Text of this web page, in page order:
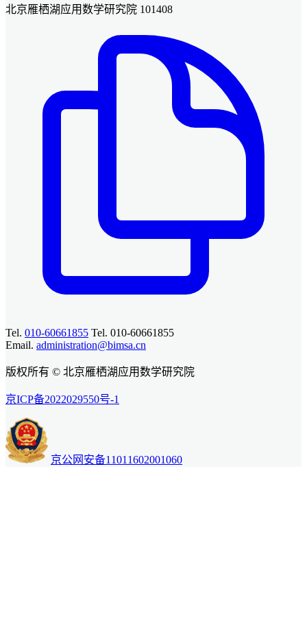
北京雁栖湖应用数学研究院 101408
Tel. 010-60661855 Tel. 010-60661855
Email. administration@bimsa.cn
版权所有 © 北京雁栖湖应用数学研究院
京ICP备2022029550号-1
京公网安备11011602001060